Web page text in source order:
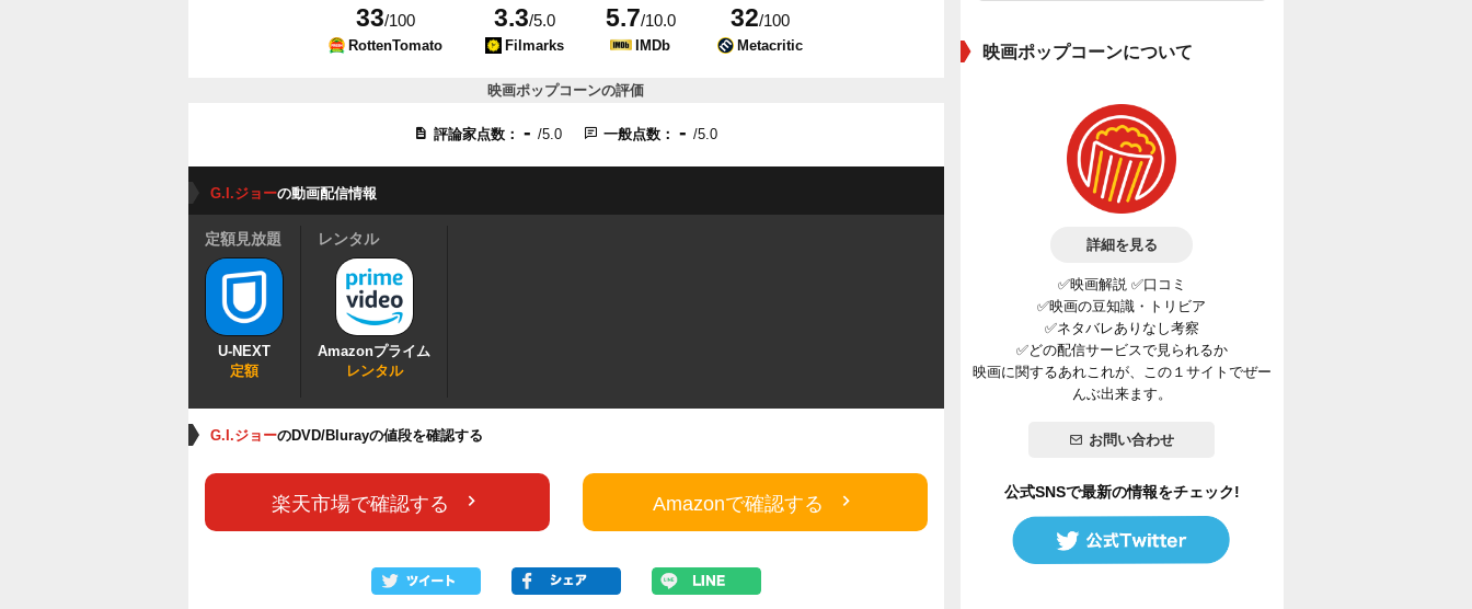
33/100
RottenTomato
3.3/5.0
Filmarks
5.7/10.0
IMDb
32/100
Metacritic
映画ポップコーンの評価
評論家点数： -/5.0 一般点数： -/5.0
G.I.ジョーの動画配信情報
定額見放題
U-NEXT
定額
レンタル
Amazonプライム
レンタル
G.I.ジョーのDVD/Blurayの値段を確認する
楽天市場で確認する Amazonで確認する
映画ポップコーンについて
詳細を見る
✅映画解説 ✅口コミ
✅映画の豆知識・トリビア
✅ネタバレありなし考察
✅どの配信サービスで見られるか
映画に関するあれこれが、この１サイトでぜー
んぶ出来ます。
お問い合わせ
公式SNSで最新の情報をチェック!